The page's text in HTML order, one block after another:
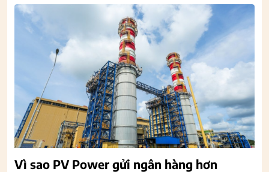
Vì sao PV Power gửi ngân hàng hơn